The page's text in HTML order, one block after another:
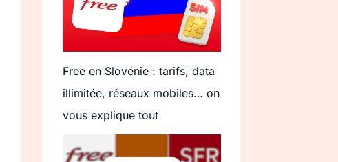
Free en Slovénie : tarifs, data
illimitée, réseaux mobiles… on
vous explique tout